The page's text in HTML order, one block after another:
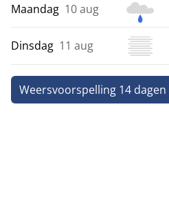
Maandag 10 aug
Dinsdag 11 aug
Weersvoorspelling 14 dagen